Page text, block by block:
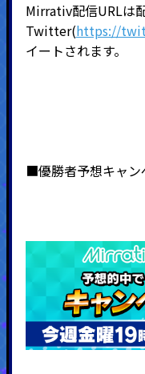
Mirrativ配信URLは
Twitter(https://
イートされます。
■優勝者予想キャン